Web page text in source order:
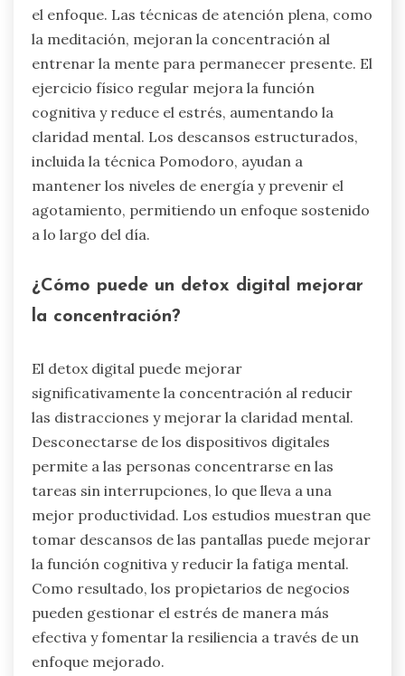
el enfoque. Las técnicas de atención plena, como
la meditación, mejoran la concentración al
entrenar la mente para permanecer presente. El
ejercicio físico regular mejora la función
cognitiva y reduce el estrés, aumentando la
claridad mental. Los descansos estructurados,
incluida la técnica Pomodoro, ayudan a
mantener los niveles de energía y prevenir el
agotamiento, permitiendo un enfoque sostenido
a lo largo del día.
¿Cómo puede un detox digital mejorar
la concentración?
El detox digital puede mejorar
significativamente la concentración al reducir
las distracciones y mejorar la claridad mental.
Desconectarse de los dispositivos digitales
permite a las personas concentrarse en las
tareas sin interrupciones, lo que lleva a una
mejor productividad. Los estudios muestran que
tomar descansos de las pantallas puede mejorar
la función cognitiva y reducir la fatiga mental.
Como resultado, los propietarios de negocios
pueden gestionar el estrés de manera más
efectiva y fomentar la resiliencia a través de un
enfoque mejorado.